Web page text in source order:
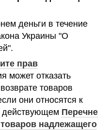
деньги в течение
Украины "О
прав
может отказать
товаров
они относятся к
действующем Перечне
надлежащего